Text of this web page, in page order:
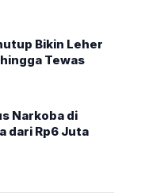
Bikin Leher
Tewas
Narkoba di
dari Rp6 Juta